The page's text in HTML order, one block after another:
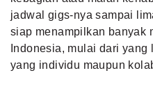
jadwal gigs-nya sampai
siap menampilkan banyak
Indonesia, mulai dari
yang individu maupun